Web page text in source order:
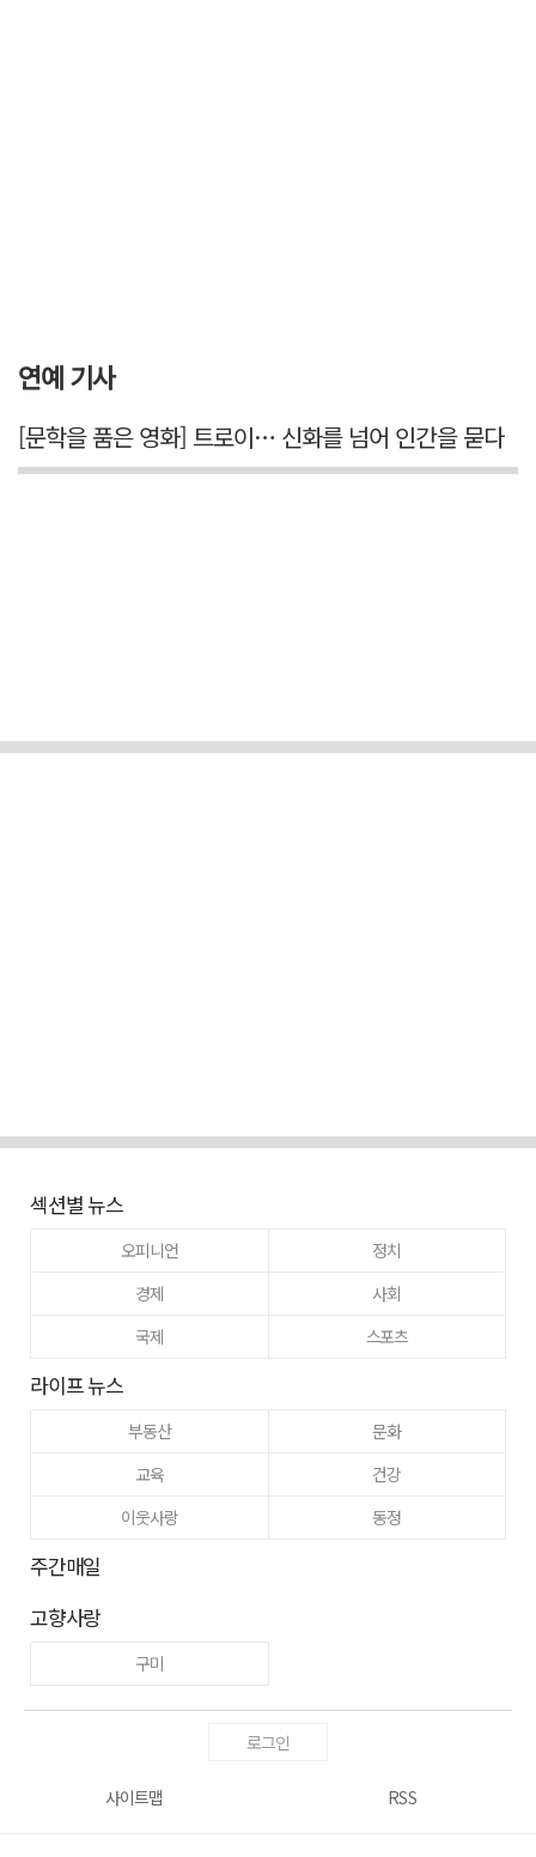
연예 기사
[문학을 품은 영화] 트로이… 신화를 넘어 인간을 묻다
섹션별 뉴스
오피니언
정치
경제
사회
국제
스포츠
라이프 뉴스
부동산
문화
교육
건강
이웃사랑
동정
주간매일
고향사랑
구미
로그인
사이트맵 RSS